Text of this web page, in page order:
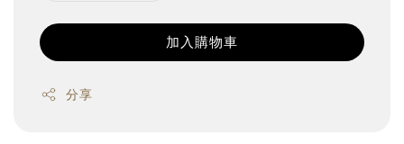
加入購物車
分享